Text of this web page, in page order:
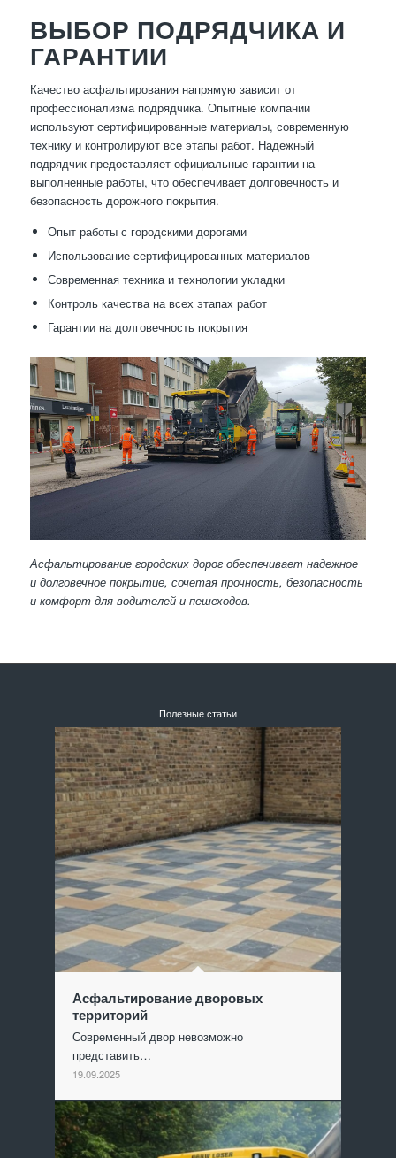
ВЫБОР ПОДРЯДЧИКА И
ГАРАНТИИ
Качество асфальтирования напрямую зависит от
профессионализма подрядчика. Опытные компании
используют сертифицированные материалы, современную
технику и контролируют все этапы работ. Надежный
подрядчик предоставляет официальные гарантии на
выполненные работы, что обеспечивает долговечность и
безопасность дорожного покрытия.
Опыт работы с городскими дорогами
Использование сертифицированных материалов
Современная техника и технологии укладки
Контроль качества на всех этапах работ
Гарантии на долговечность покрытия
Асфальтирование городских дорог обеспечивает надежное
и долговечное покрытие, сочетая прочность, безопасность
и комфорт для водителей и пешеходов.
Полезные статьи
Асфальтирование дворовых
территорий
Современный двор невозможно
представить…
19.09.2025